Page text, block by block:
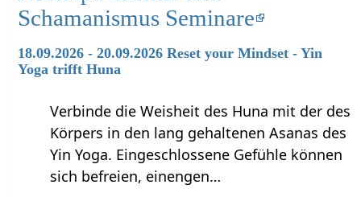
Schamanismus Seminare
18.09.2026 - 20.09.2026 Reset your Mindset - Yin
Yoga trifft Huna
Verbinde die Weisheit des Huna mit der des
Körpers in den lang gehaltenen Asanas des
Yin Yoga. Eingeschlossene Gefühle können
sich befreien, einengen…